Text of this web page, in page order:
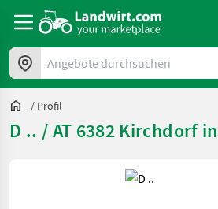
Angebote durchsuchen
/ Profil
D .. / AT 6382 Kirchdorf